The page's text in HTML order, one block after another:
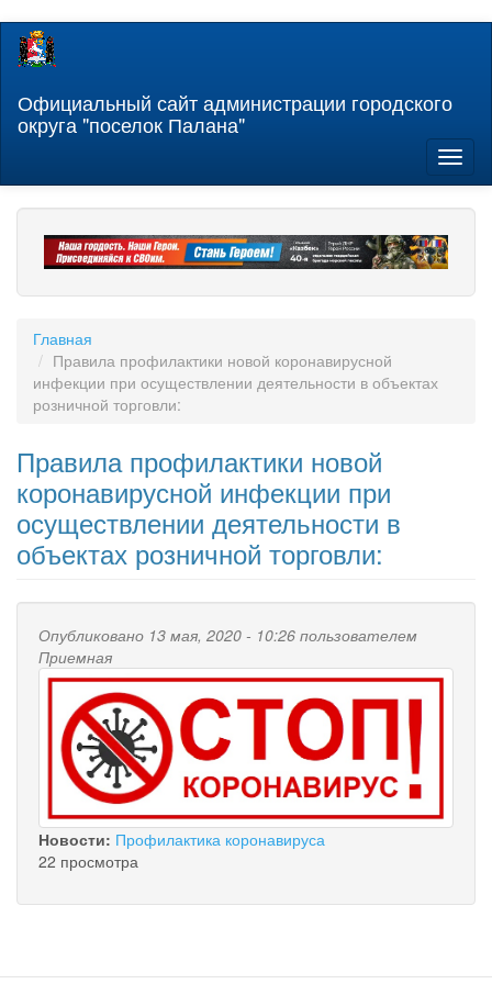
Перейти
содержанию
Официальный сайт администрации городского
округа "поселок Палана"
Главная
Правила профилактики новой коронавирусной
инфекции при осуществлении деятельности в объектах
розничной торговли:
Правила профилактики новой
коронавирусной инфекции при
осуществлении деятельности в
объектах розничной торговли:
Опубликовано 13 мая, 2020 - 10:26 пользователем
Приемная
Новости: Профилактика коронавируса
22 просмотра